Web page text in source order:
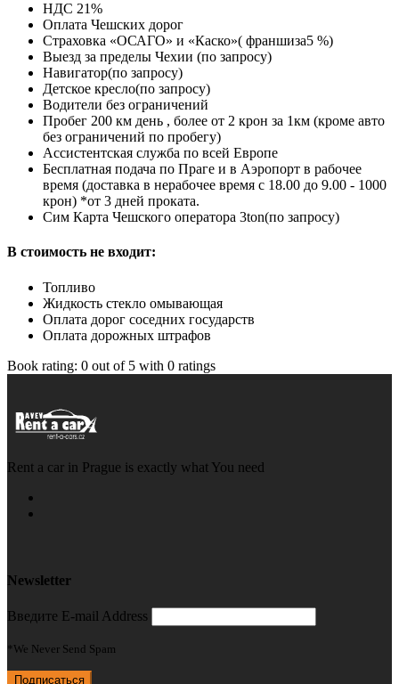
НДС 21%
Оплата Чешских дорог
Страховка «ОСАГО» и «Каско»( франшиза5 %)
Выезд за пределы Чехии (по запросу)
Навигатор(по запросу)
Детское кресло(по запросу)
Водители без ограничений
Пробег 200 км день , более от 2 крон за 1км (кроме авто
без ограничений по пробегу)
Ассистентская служба по всей Европе
Бесплатная подача по Праге и в Аэропорт в рабочее
время (доставка в нерабочее время с 18.00 до 9.00 - 1000
крон) *от 3 дней проката.
Cим Карта Чешского оператора 3ton(по запросу)
В стоимость не входит:
Топливо
Жидкость стекло омывающая
Оплата дорог соседних государств
Оплата дорожных штрафов
Book rating: 0 out of 5 with 0 ratings
Rent a car in Prague is exactly what You need
Newsletter
Введите E-mail Address
*We Never Send Spam